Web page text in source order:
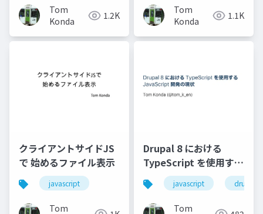
Tom
Konda
1.2K
Tom
Konda
1.1K
クライアントサイドJS
で 始めるファイル表示
javascript
Tom
Drupal 8 における
TypeScript を使用する
JavaScript 開発の現状
javascript drupal8
Tom